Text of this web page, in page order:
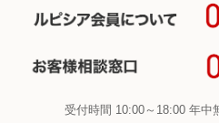
受付時間 10:00～18:00 年中